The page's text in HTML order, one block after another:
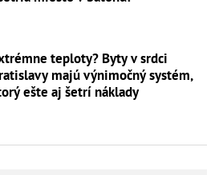
teploty? Byty v srdci
majú výnimočný systém,
ešte aj šetrí náklady